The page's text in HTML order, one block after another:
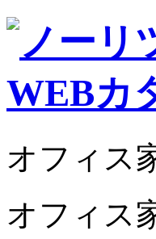
オフィス
オフィス